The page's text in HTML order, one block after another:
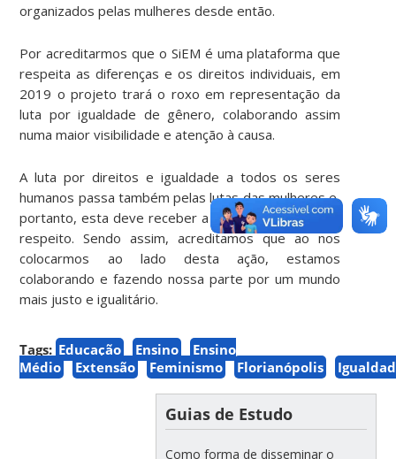
organizados pelas mulheres desde então.
Por acreditarmos que o SiEM é uma plataforma que
respeita as diferenças e os direitos individuais, em
2019 o projeto trará o roxo em representação da
luta por igualdade de gênero, colaborando assim
numa maior visibilidade e atenção à causa.
A luta por direitos e igualdade a todos os seres
humanos passa também pelas lutas das mulheres e,
portanto, esta deve receber a devida importância e
respeito. Sendo assim, acreditamos que ao nos
colocarmos ao lado desta ação, estamos
colaborando e fazendo nossa parte por um mundo
mais justo e igualitário.
Tags: Educação Ensino
Ensino
Médio
Extensão Feminismo Florianópolis
Guias de Estudo
Como forma de disseminar o